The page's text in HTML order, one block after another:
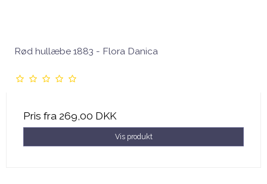
Rød hullæbe 1883 - Flora Danica
Pris fra 269,00 DKK
Vis produkt